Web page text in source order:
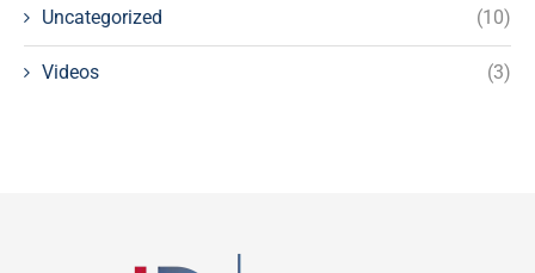
Uncategorized (10)
Videos (3)